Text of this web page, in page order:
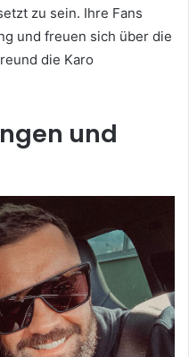
zu sein. Ihre Fans
und freuen sich über die
die Karo
und